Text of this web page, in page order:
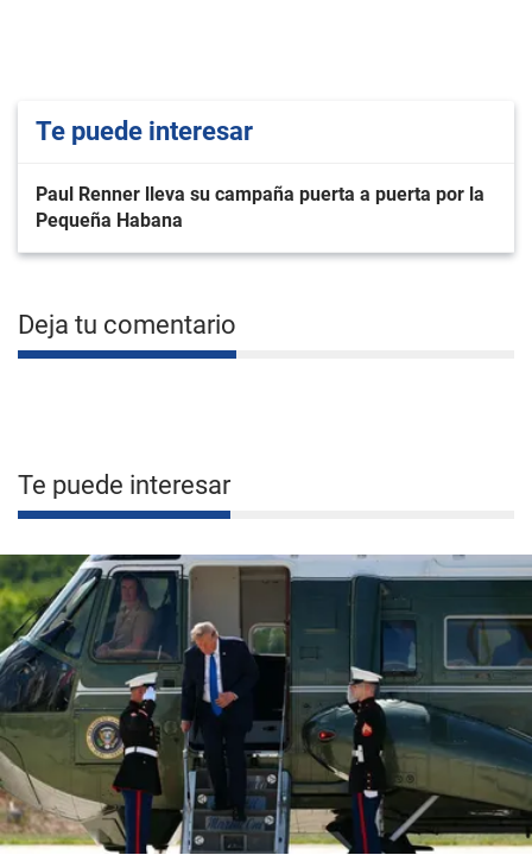
Te puede interesar
Paul Renner lleva su campaña puerta a puerta por la
Pequeña Habana
Deja tu comentario
Te puede interesar